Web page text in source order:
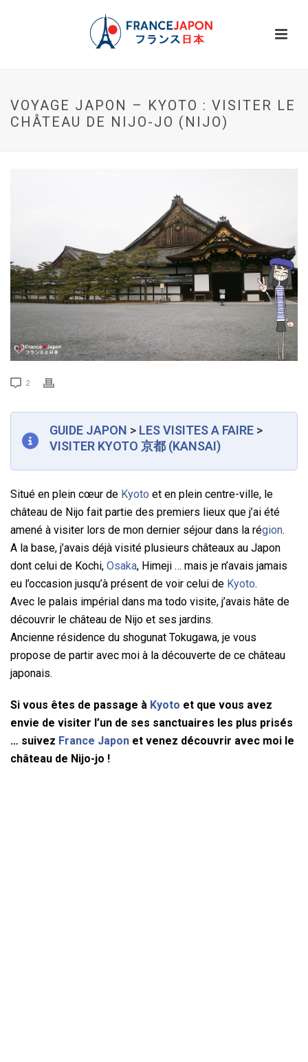
VOYAGE JAPON – KYOTO : VISITER LE
CHÂTEAU DE NIJO-JO (NIJO)
2
GUIDE JAPON > LES VISITES A FAIRE >
VISITER KYOTO 京都 (KANSAI)
Situé en plein cœur de Kyoto et en plein centre-ville, le
château de Nijo fait partie des premiers lieux que j’ai été
amené à visiter lors de mon dernier séjour dans la région.
A la base, j’avais déjà visité plusieurs châteaux au Japon
dont celui de Kochi, Osaka, Himeji … mais je n’avais jamais
eu l’occasion jusqu’à présent de voir celui de Kyoto.
Avec le palais impérial dans ma todo visite, j’avais hâte de
découvrir le château de Nijo et ses jardins.
Ancienne résidence du shogunat Tokugawa, je vous
propose de partir avec moi à la découverte de ce château
japonais.
Si vous êtes de passage à Kyoto et que vous avez
envie de visiter l’un de ses sanctuaires les plus prisés
… suivez France Japon et venez découvrir avec moi le
château de Nijo-jo !